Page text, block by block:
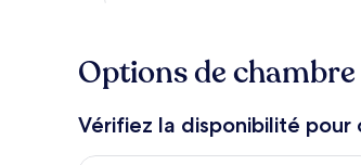
Options de chambre
Vérifiez la disponibilité pour